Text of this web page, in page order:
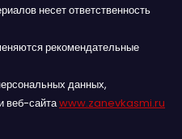
несет ответственность
рекомендательные
данных,
веб-сайтаwww.zanevkasmi.ru